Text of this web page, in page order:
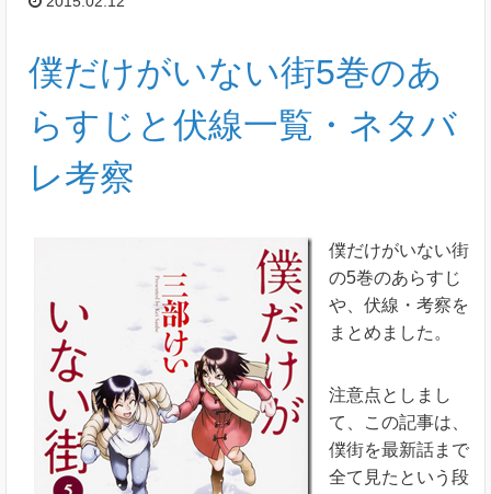
僕だけがいない街5巻のあ
らすじと伏線一覧・ネタバ
レ考察
僕だけがいない街
の5巻のあらすじ
や、伏線・考察を
まとめました。
注意点としまし
て、この記事は、
僕街を最新話まで
全て見たという段